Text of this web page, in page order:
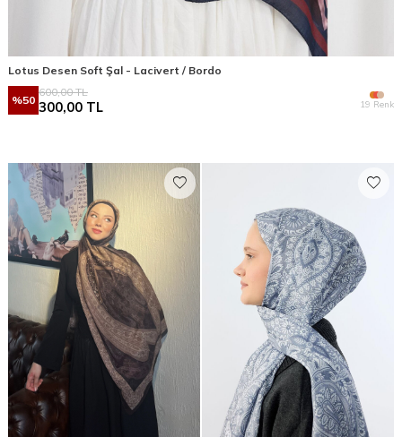
Lotus Desen Soft Şal - Lacivert / Bordo
%50
600,00TL
300,00 TL 19 Renk